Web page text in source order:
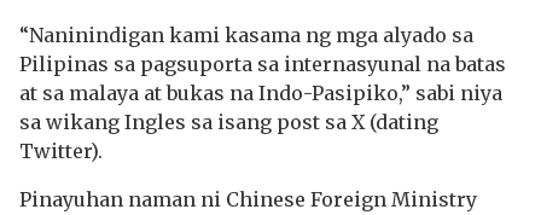
“Naninindigan kami kasama ng mga alyado sa
Pilipinas sa pagsuporta sa internasyunal na batas
at sa malaya at bukas na Indo-Pasipiko,” sabi niya
sa wikang Ingles sa isang post sa X (dating
Twitter).
Pinayuhan naman ni Chinese Foreign Ministry